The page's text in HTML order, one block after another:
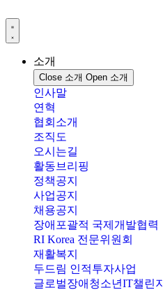
텐
츠
소개
Close 소개 Open 소개
인사말
연혁
협회소개
조직도
오시는길
활동브리핑
정책공지
사업공지
채용공지
장애포괄적 국제개발협력
RI Korea 전문위원회
재활복지
두드림 인적투자사업
글로벌장애청소년IT챌린지